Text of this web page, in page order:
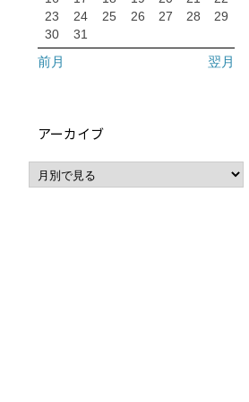
23
24 25 26 27 28
29
30
31
前月 翌月
アーカイブ